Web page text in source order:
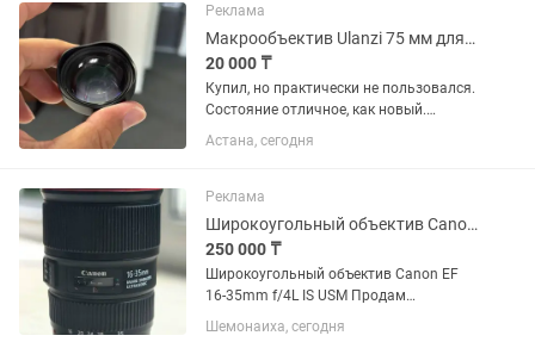
широкоугольного до портретного,...
Реклама
Макрообъектив Ulanzi 75 мм для смартфона
20 000 ₸
Купил, но практически не пользовался.
Состояние отличное, как новый.
Идеально подходит для макросъемки:
цветы, насекомые, украшения,
фокусировка на расстоянии...
Астана, сегодня
Реклама
Широкоугольный объектив Canon EF 16-35mm f/4L IS USM
250 000 ₸
Широкоугольный объектив Canon EF
16-35mm f/4L IS USM Продам
широкоугольный объектив Canon
серии L в отличном состоянии. Canon
Шемонаиха, сегодня